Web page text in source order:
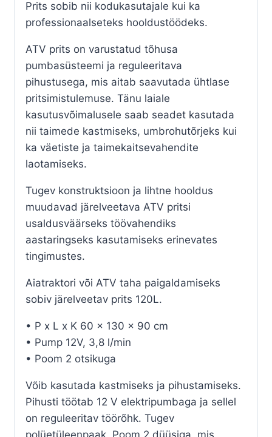
Prits sobib nii kodukasutajale kui ka
professionaalseteks hooldustöödeks.
ATV prits on varustatud tõhusa
pumbasüsteemi ja reguleeritava
pihustusega, mis aitab saavutada ühtlase
pritsimistulemuse. Tänu laiale
kasutusvõimalusele saab seadet kasutada
nii taimede kastmiseks, umbrohutõrjeks kui
ka väetiste ja taimekaitsevahendite
laotamiseks.
Tugev konstruktsioon ja lihtne hooldus
muudavad järelveetava ATV pritsi
usaldusväärseks töövahendiks
aastaringseks kasutamiseks erinevates
tingimustes.
Aiatraktori või ATV taha paigaldamiseks
sobiv järelveetav prits 120L.
• P x L x K 60 x 130 x 90 cm
• Pump 12V, 3,8 l/min
• Poom 2 otsikuga
Võib kasutada kastmiseks ja pihustamiseks.
Pihusti töötab 12 V elektripumbaga ja sellel
on reguleeritav töörõhk. Tugev